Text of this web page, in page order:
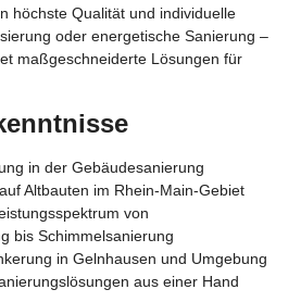
höchste Qualität und individuelle
oder energetische Sanierung –
maßgeschneiderte Lösungen für
in der Gebäudesanierung
Altbauten im Rhein-Main-Gebiet
von
bis Schimmelsanierung
in Gelnhausen und Umgebung
aus einer Hand